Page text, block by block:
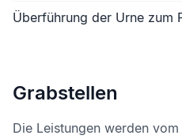
Überführung der Urne zum
Grabstellen
Die Leistungen werden